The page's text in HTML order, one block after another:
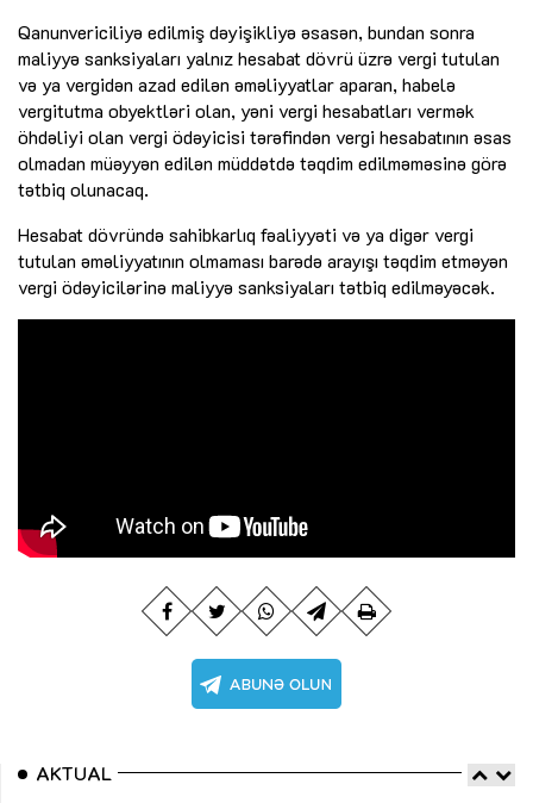
Qanunvericiliyə edilmiş dəyişikliyə əsasən, bundan sonra
maliyyə sanksiyaları yalnız hesabat dövrü üzrə vergi tutulan
və ya vergidən azad edilən əməliyyatlar aparan, habelə
vergitutma obyektləri olan, yəni vergi hesabatları vermək
öhdəliyi olan vergi ödəyicisi tərəfindən vergi hesabatının əsas
olmadan müəyyən edilən müddətdə təqdim edilməməsinə görə
tətbiq olunacaq.
Hesabat dövründə sahibkarlıq fəaliyyəti və ya digər vergi
tutulan əməliyyatının olmaması barədə arayışı təqdim etməyən
vergi ödəyicilərinə maliyyə sanksiyaları tətbiq edilməyəcək.
AKTUAL